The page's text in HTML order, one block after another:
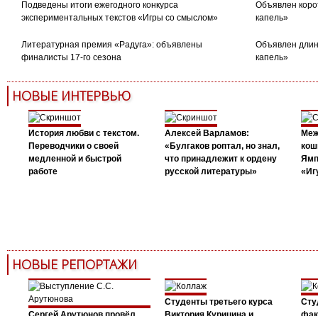
Подведены итоги ежегодного конкурса
экспериментальных текстов «Игры со смыслом»
Объявлен
капель»
Литературная премия «Радуга»: объявлены
финалисты 17-го сезона
Объявлен
капель»
НОВЫЕ ИНТЕРВЬЮ
История любви с текстом.
Переводчики о своей
медленной и быстрой
работе
Алексей Варламов:
«Булгаков роптал, но знал,
что принадлежит к ордену
русской литературы»
НОВЫЕ РЕПОРТАЖИ
Студенты третьего курса